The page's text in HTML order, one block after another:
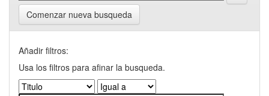
Comenzar nueva busqueda
Añadir filtros:
Usa los filtros para afinar la busqueda.